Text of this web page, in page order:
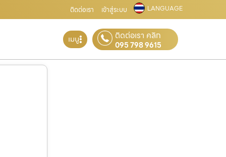
ติดต่อเรา เข้าสู่ระบบ LANGUAGE
เมนู ติดต่อเรา คลิก
095 798 9615